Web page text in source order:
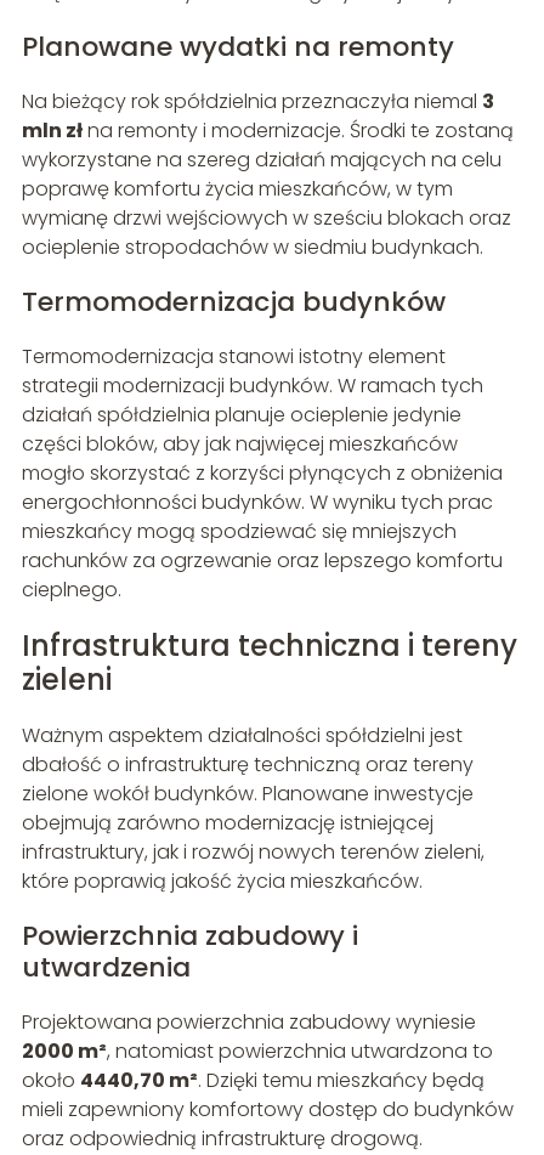
Planowane wydatki na remonty
Na bieżący rok spółdzielnia przeznaczyła niemal 3
mln złna remonty i modernizacje. Środki te zostaną
wykorzystane na szereg działań mających na celu
poprawę komfortu życia mieszkańców, w tym
wymianę drzwi wejściowych w sześciu blokach oraz
ocieplenie stropodachów w siedmiu budynkach.
Termomodernizacja budynków
Termomodernizacja stanowi istotny element
strategii modernizacji budynków. W ramach tych
działań spółdzielnia planuje ocieplenie jedynie
części bloków, aby jak najwięcej mieszkańców
mogło skorzystać z korzyści płynących z obniżenia
energochłonności budynków. W wyniku tych prac
mieszkańcy mogą spodziewać się mniejszych
rachunków za ogrzewanie oraz lepszego komfortu
cieplnego.
Infrastruktura techniczna i tereny
zieleni
Ważnym aspektem działalności spółdzielni jest
dbałość o infrastrukturę techniczną oraz tereny
zielone wokół budynków. Planowane inwestycje
obejmują zarówno modernizację istniejącej
infrastruktury, jak i rozwój nowych terenów zieleni,
które poprawią jakość życia mieszkańców.
Powierzchnia zabudowy i
utwardzenia
Projektowana powierzchnia zabudowy wyniesie
2000 m², natomiast powierzchnia utwardzona to
około 4440,70 m². Dzięki temu mieszkańcy będą
mieli zapewniony komfortowy dostęp do budynków
oraz odpowiednią infrastrukturę drogową.